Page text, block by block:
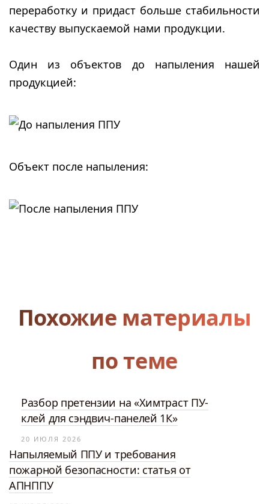
переработку и придаст больше стабильности
качеству выпускаемой нами продукции.
Один из объектов до напыления нашей
продукцией:
Объект после напыления:
Похожие материалы
по теме
Разбор претензии на «Химтраст ПУ-
клей для сэндвич-панелей 1К»
20 ИЮЛЯ 2026
Напыляемый ППУ и требования
пожарной безопасности: статья от
АПНППУ